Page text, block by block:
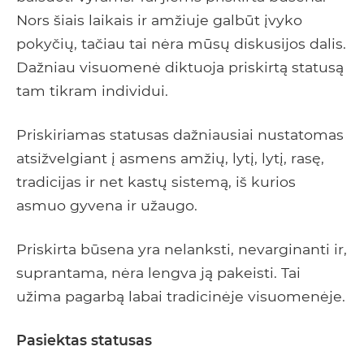
Nors šiais laikais ir amžiuje galbūt įvyko
pokyčių, tačiau tai nėra mūsų diskusijos dalis.
Dažniau visuomenė diktuoja priskirtą statusą
tam tikram individui.
Priskiriamas statusas dažniausiai nustatomas
atsižvelgiant į asmens amžių, lytį, lytį, rasę,
tradicijas ir net kastų sistemą, iš kurios
asmuo gyvena ir užaugo.
Priskirta būsena yra nelanksti, nevarginanti ir,
suprantama, nėra lengva ją pakeisti. Tai
užima pagarbą labai tradicinėje visuomenėje.
Pasiektas statusas